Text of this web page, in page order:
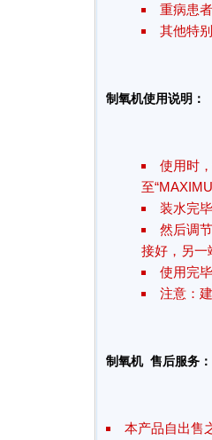
重病患
其他特
制氧机使用说明：
使用时
至
装水完
然后调
接好，另一
使用完
注意：
制氧机 售后服务：
本产品自出售